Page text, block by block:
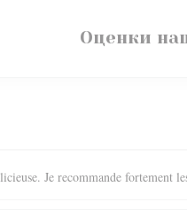
Оценки
Je recommande fortement